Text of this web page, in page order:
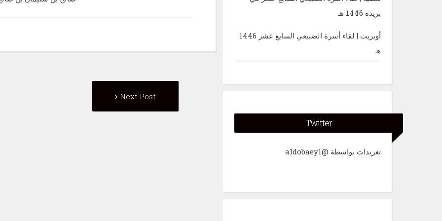
navigation
Next Post
بريدة 1446 هـ
أوبريت | لقاء أسرة الضبيعي السابع عشر 1446
هـ
Twitter
تغريدات بواسطة @aldobaey1